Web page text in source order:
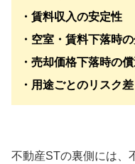
・賃料収入の安定性
・空室・賃料下落時
・売却価格下落時の
・用途ごとのリスク差
不動産STの裏側には、